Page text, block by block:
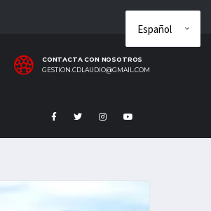
CONTACTA CON NOSOTROS
GESTION.CDLAUDIO@GMAIL.COM